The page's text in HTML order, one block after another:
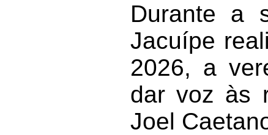
Durante a
Jacuípe
2026, a
dar voz às
Joel